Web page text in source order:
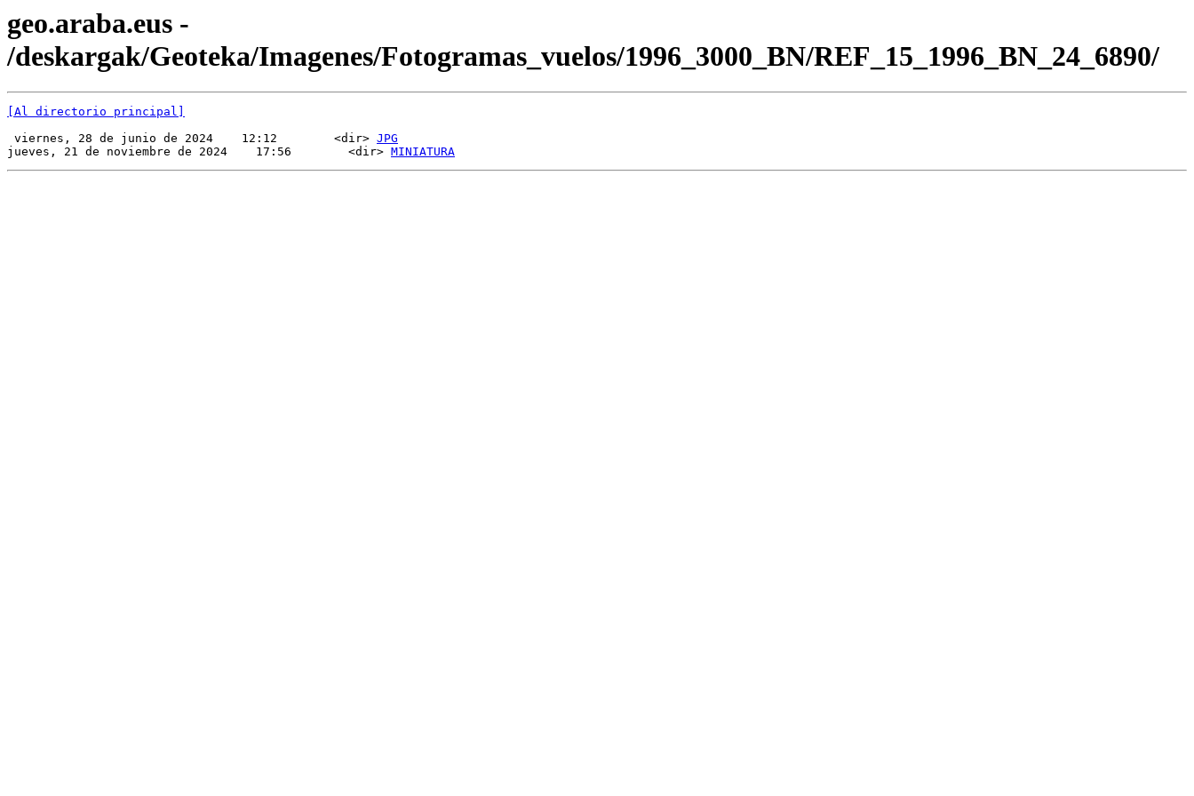
geo.araba.eus -
/deskargak/Geoteka/Imagenes/Fotogramas_vuelos/1996_3000_BN/REF_15_1996_BN_24_6890/
[Al directorio principal]
viernes, 28 de junio de 2024    12:12        <dir> JPG
jueves, 21 de noviembre de 2024    17:56        <dir> MINIATURA